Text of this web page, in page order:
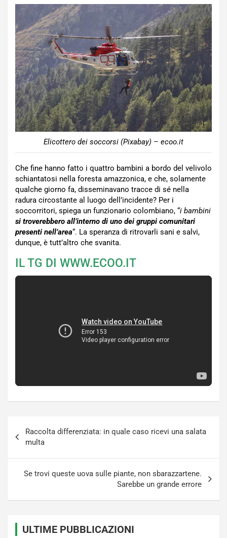
Elicottero dei soccorsi (Pixabay) – ecoo.it
Che fine hanno fatto i quattro bambini a bordo del velivolo
schiantatosi nella foresta amazzonica, e che, solamente
qualche giorno fa, disseminavano tracce di sé nella
radura circostante al luogo dell’incidente? Per i
soccorritori, spiega un funzionario colombiano, “i bambini
si troverebbero all’interno di uno dei gruppi comunitari
presenti nell’area“. La speranza di ritrovarli sani e salvi,
dunque, è tutt’altro che svanita.
IL TG DI WWW.ECOO.IT
articoli
Raccolta differenziata: in quale caso ricevi una salata
multa
Se trovi queste uova sulle piante, non sbarazzartene.
Sarebbe un grande errore
ULTIME PUBBLICAZIONI